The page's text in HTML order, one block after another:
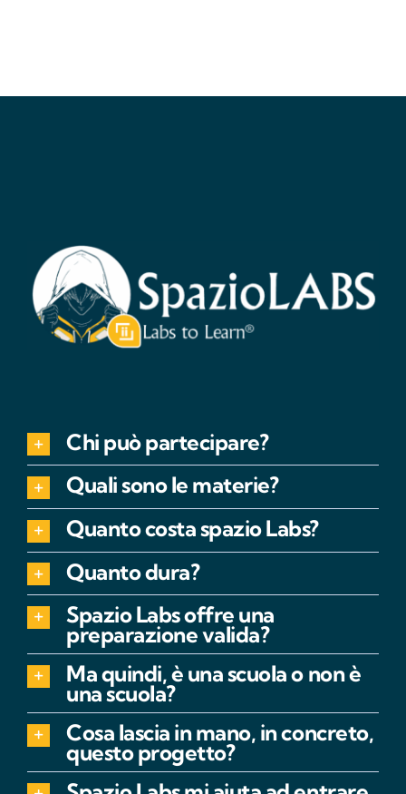
Chi può partecipare?
Quali sono le materie?
Quanto costa spazio Labs?
Quanto dura?
Spazio Labs offre una
preparazione valida?
Ma quindi, è una scuola o non è
una scuola?
Cosa lascia in mano, in concreto,
questo progetto?